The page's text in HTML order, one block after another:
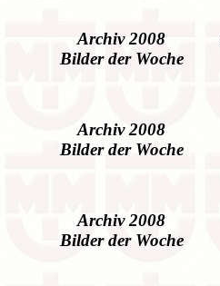
Archiv 2008
Bilder der Woche
Archiv 2008
Bilder der Woche
Archiv 2008
Bilder der Woche